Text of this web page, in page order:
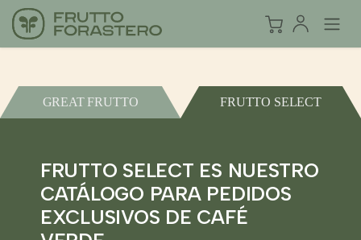
GREAT FRUTTO FRUTTO SELECT
FRUTTO SELECT ES NUESTRO
CATÁLOGO PARA PEDIDOS
EXCLUSIVOS DE CAFÉ